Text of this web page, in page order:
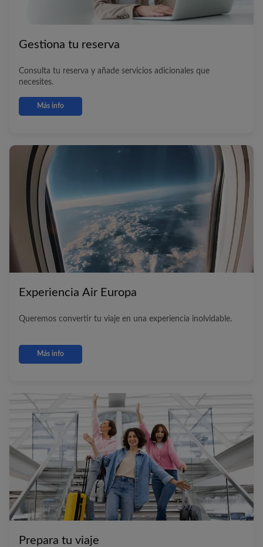
Gestiona tu reserva
Consulta tu reserva y añade servicios adicionales que
necesites.
Más info
Experiencia Air Europa
Queremos convertir tu viaje en una experiencia inolvidable.
Más info
Prepara tu viaje